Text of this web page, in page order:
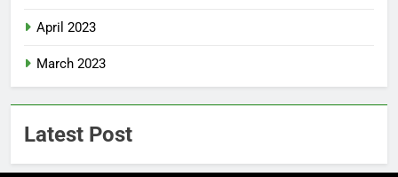
April 2023
March 2023
Latest Post